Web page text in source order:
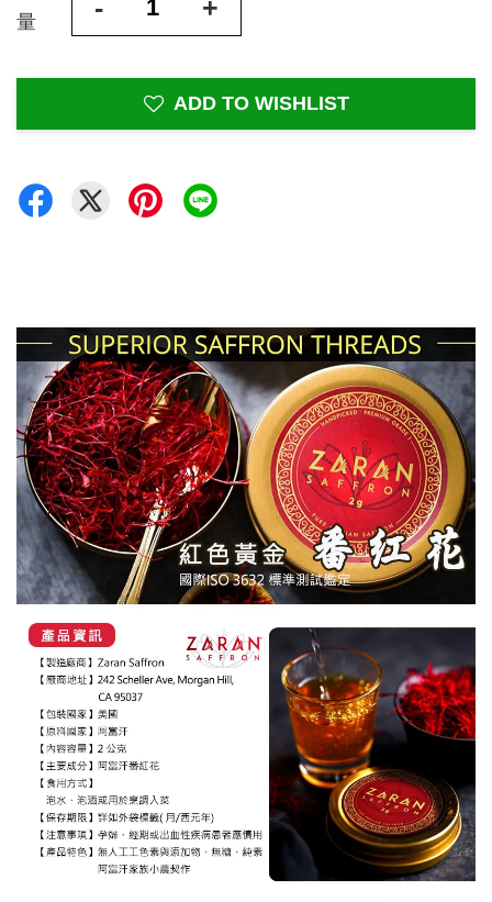
量
- +
ADD TO WISHLIST